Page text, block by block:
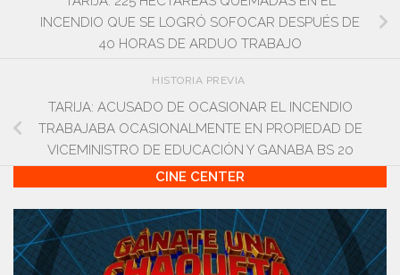
INCENDIO QUE SE LOGRÓ SOFOCAR DESPUÉS DE
40 HORAS DE ARDUO TRABAJO
HISTORIA PREVIA
TARIJA: ACUSADO DE OCASIONAR EL INCENDIO
TRABAJABA OCASIONALMENTE EN PROPIEDAD DE
VICEMINISTRO DE EDUCACIÓN Y GANABA BS 20
CINE CENTER